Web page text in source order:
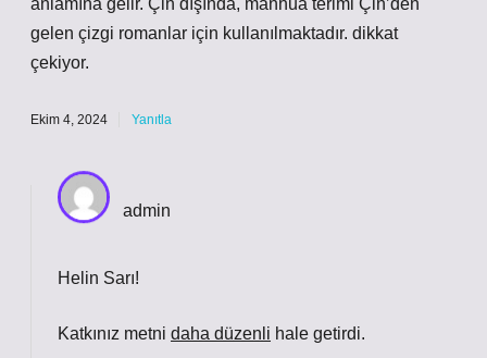
anlamına gelir. Çin dışında, manhua terimi Çin’den
gelen çizgi romanlar için kullanılmaktadır. dikkat
çekiyor.
Ekim 4, 2024 Yanıtla
admin
Helin Sarı!
Katkınız metni daha düzenli hale getirdi.